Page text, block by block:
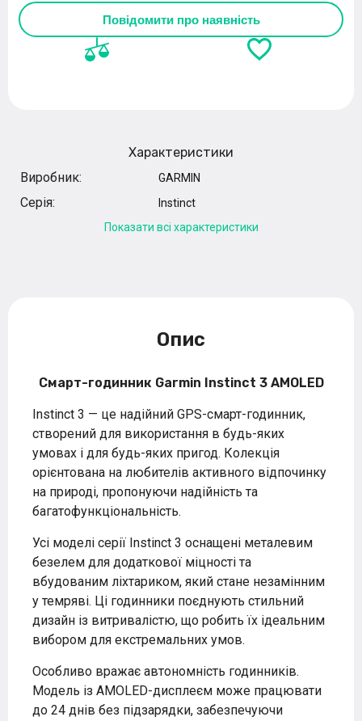
Повідомити про наявність
Характеристики
Виробник:
GARMIN
Серія:
Instinct
Показати всі характеристики
Опис
Смарт-годинник Garmin Instinct 3 AMOLED
Instinct 3 — це надійний GPS-смарт-годинник,
створений для використання в будь-яких
умовах і для будь-яких пригод. Колекція
орієнтована на любителів активного відпочинку
на природі, пропонуючи надійність та
багатофункціональність.
Усі моделі серії Instinct 3 оснащені металевим
безелем для додаткової міцності та
вбудованим ліхтариком, який стане незамінним
у темряві. Ці годинники поєднують стильний
дизайн із витривалістю, що робить їх ідеальним
вибором для екстремальних умов.
Особливо вражає автономність годинників.
Модель із AMOLED-дисплеєм може працювати
до 24 днів без підзарядки, забезпечуючи